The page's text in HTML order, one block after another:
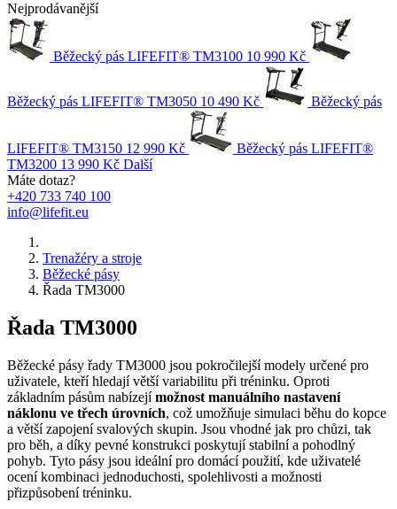
Nejprodávanější
Běžecký pás LIFEFIT® TM3100 10 990 Kč
Běžecký pás LIFEFIT® TM3050 10 490 Kč Běžecký pás
LIFEFIT® TM3150 12 990 Kč
Běžecký pás LIFEFIT®
TM3200 13 990 Kč Další
Máte dotaz?
+420 733 740 100
info@lifefit.eu
Trenažéry a stroje
Běžecké pásy
Řada TM3000
Řada TM3000
Běžecké pásy řady TM3000 jsou pokročilejší modely určené pro
uživatele, kteří hledají větší variabilitu při tréninku. Oproti
základním pásům nabízejímožnost manuálního nastavení
náklonu ve třech úrovních, což umožňuje simulaci běhu do kopce
a větší zapojení svalových skupin. Jsou vhodné jak pro chůzi, tak
pro běh, a díky pevné konstrukci poskytují stabilní a pohodlný
pohyb. Tyto pásy jsou ideální pro domácí použití, kde uživatelé
ocení kombinaci jednoduchosti, spolehlivosti a možnosti
přizpůsobení tréninku.